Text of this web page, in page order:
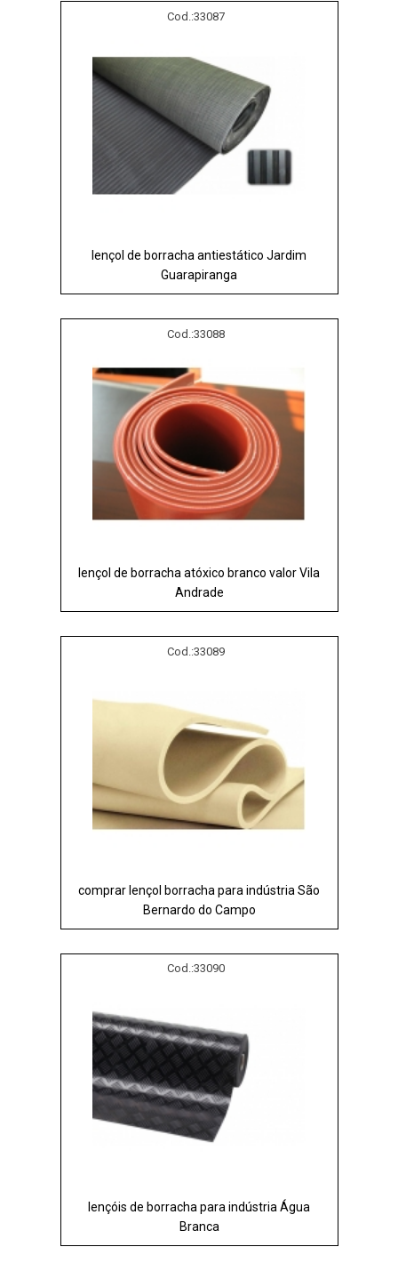
Cod.:33087
lençol de borracha antiestático Jardim
Guarapiranga
Cod.:33088
lençol de borracha atóxico branco valor Vila
Andrade
Cod.:33089
comprar lençol borracha para indústria São
Bernardo do Campo
Cod.:33090
lençóis de borracha para indústria Água
Branca